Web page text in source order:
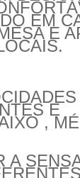
EM
E
E
,
A